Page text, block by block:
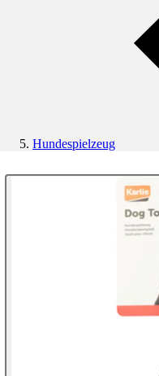
Hundespielzeug